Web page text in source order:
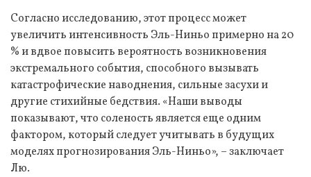
Согласно исследованию, этот процесс может
увеличить интенсивность Эль-Ниньо примерно на 20
% и вдвое повысить вероятность возникновения
экстремального события, способного вызывать
катастрофические наводнения, сильные засухи и
другие стихийные бедствия. «Наши выводы
показывают, что соленость является еще одним
фактором, который следует учитывать в будущих
моделях прогнозирования Эль-Ниньо», – заключает
Лю.